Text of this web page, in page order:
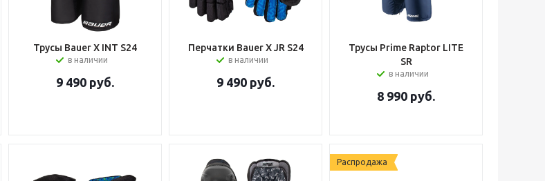
Трусы Bauer X INT S24
в наличии
9 490 руб.
Перчатки Bauer X JR S24
в наличии
9 490 руб.
Трусы Prime Raptor LITE
SR
в наличии
8 990 руб.
Распродажа